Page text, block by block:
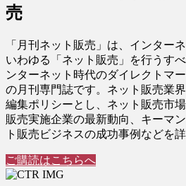
売
「月刊ネット販売」は、インター
いわゆる「ネット販売」を行うす
ンターネット時代のダイレクトマ
の月刊専門誌です。ネット販売業
編集ポリシーとし、ネット販売市
販売実施企業の最新動向、キーマ
ト販売ビジネスの成功事例などを
ご購読はこちらへ